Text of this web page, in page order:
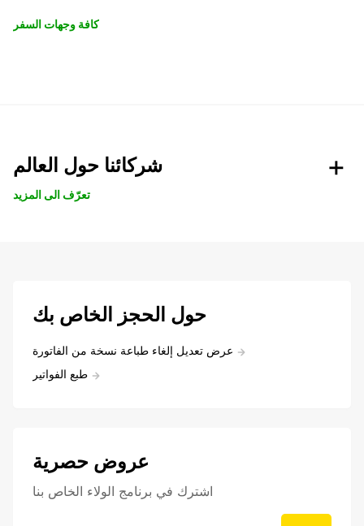
كافة وجهات السفر
شركائنا حول العالم
تعرّف الى المزيد
حول الحجز الخاص بك
عرض تعديل إلغاء طباعة نسخة من الفاتورة
طبع الفواتير
عروض حصرية
اشترك في برنامج الولاء الخاص بنا